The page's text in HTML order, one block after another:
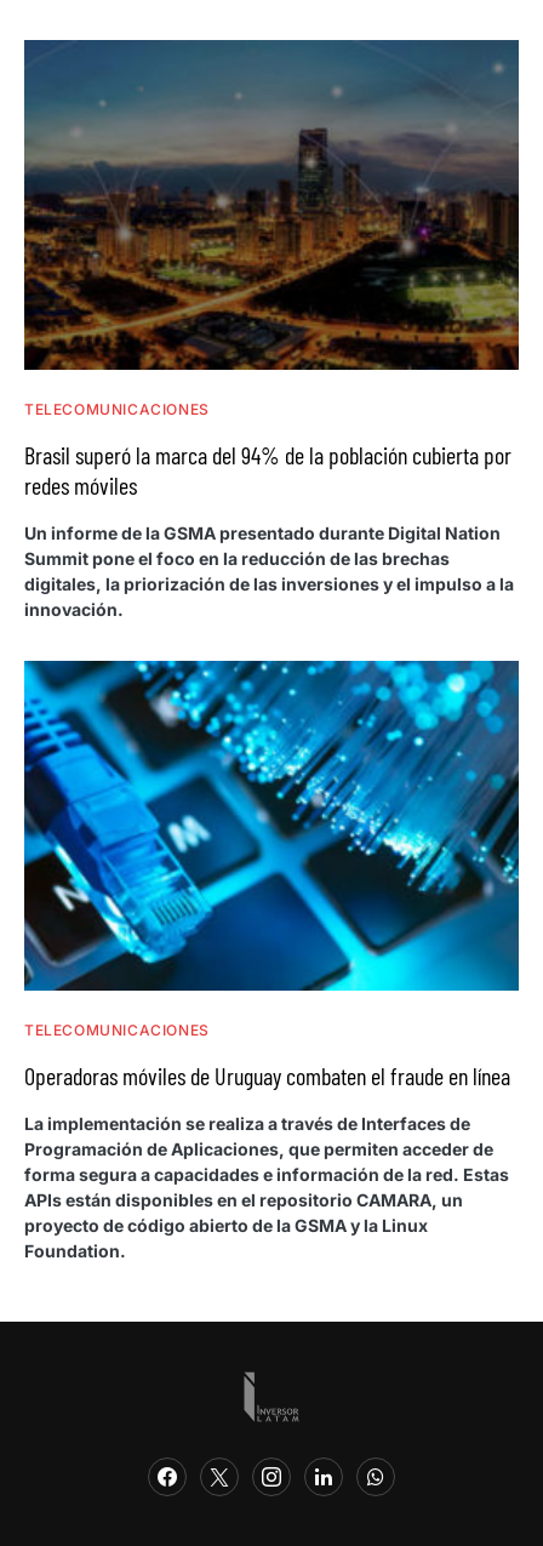
TELECOMUNICACIONES
Brasil superó la marca del 94% de la población cubierta por
redes móviles
Un informe de la GSMA presentado durante Digital Nation
Summit pone el foco en la reducción de las brechas
digitales, la priorización de las inversiones y el impulso a la
innovación.
TELECOMUNICACIONES
Operadoras móviles de Uruguay combaten el fraude en línea
La implementación se realiza a través de Interfaces de
Programación de Aplicaciones, que permiten acceder de
forma segura a capacidades e información de la red. Estas
APIs están disponibles en el repositorio CAMARA, un
proyecto de código abierto de la GSMA y la Linux
Foundation.